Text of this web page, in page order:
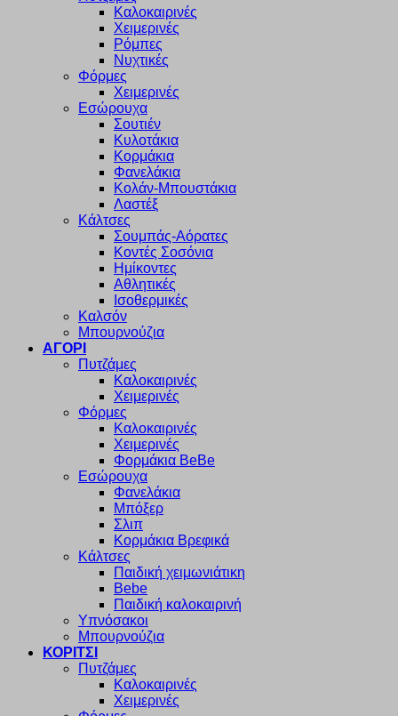
Καλοκαιρινές
Χειμερινές
Ρόμπες
Νυχτικές
Φόρμες
Χειμερινές
Εσώρουχα
Σουτιέν
Κυλοτάκια
Κορμάκια
Φανελάκια
Κολάν-Μπουστάκια
Λαστέξ
Κάλτσες
Σουμπάς-Αόρατες
Κοντές Σοσόνια
Ημίκοντες
Αθλητικές
Ισοθερμικές
Καλσόν
Μπουρνούζια
ΑΓΟΡΙ
Πυτζάμες
Καλοκαιρινές
Χειμερινές
Φόρμες
Καλοκαιρινές
Χειμερινές
Φορμάκια BeBe
Εσώρουχα
Φανελάκια
Μπόξερ
Σλιπ
Κορμάκια Βρεφικά
Κάλτσες
Παιδική χειμωνιάτικη
Bebe
Παιδική καλοκαιρινή
Υπνόσακοι
Μπουρνούζια
ΚΟΡΙΤΣΙ
Πυτζάμες
Καλοκαιρινές
Χειμερινές